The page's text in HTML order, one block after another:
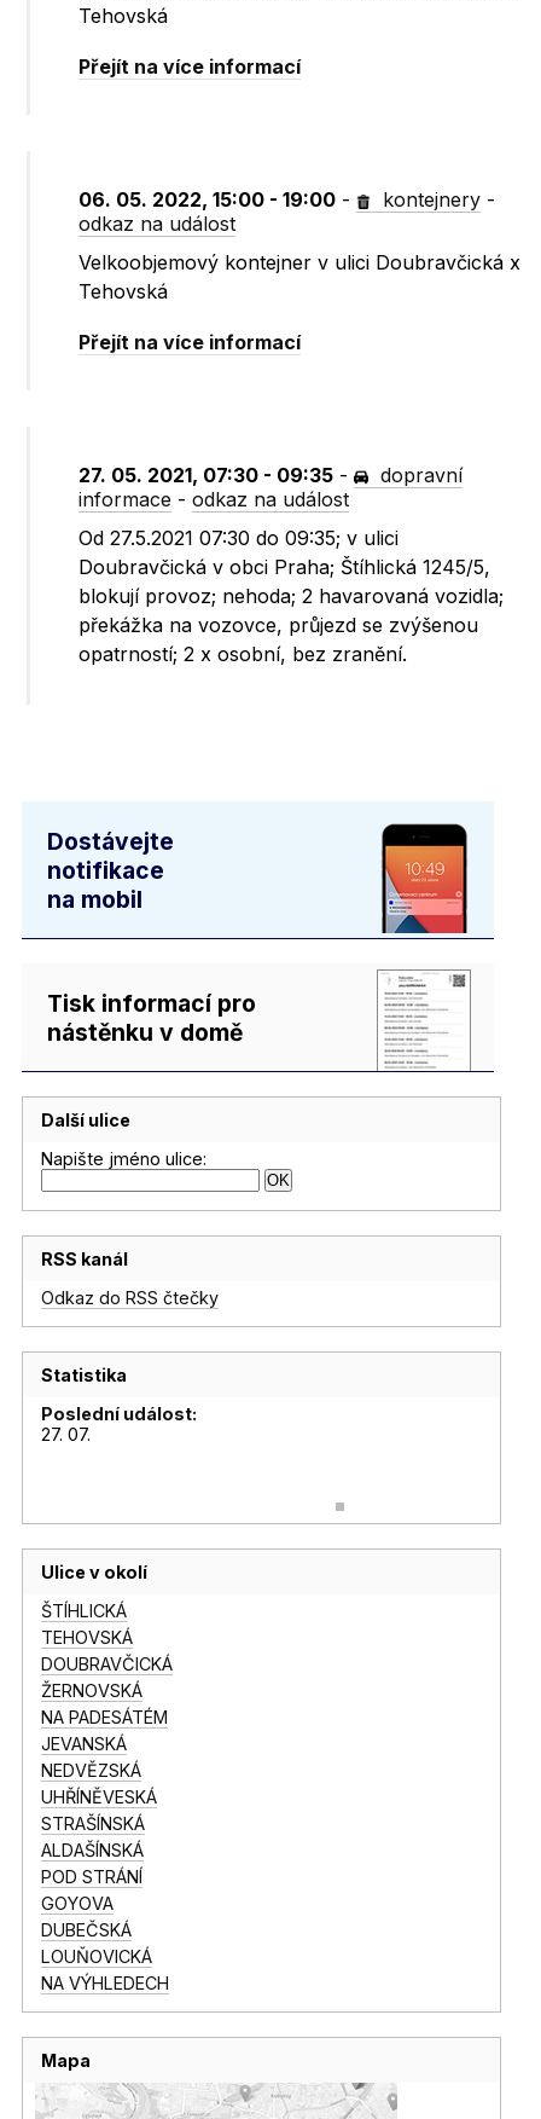
Tehovská
Přejít na více informací
06. 05. 2022, 15:00 - 19:00 - kontejnery -
odkaz na událost
Velkoobjemový kontejner v ulici Doubravčická x
Tehovská
Přejít na více informací
27. 05. 2021, 07:30 - 09:35 -
dopravní
informace -odkaz na událost
Od 27.5.2021 07:30 do 09:35; v ulici
Doubravčická v obci Praha; Štíhlická 1245/5,
blokují provoz; nehoda; 2 havarovaná vozidla;
překážka na vozovce, průjezd se zvýšenou
opatrností; 2 x osobní, bez zranění.
Dostávejte
notifikace
na mobil
Tisk informací pro
nástěnku v domě
Další ulice
Napište jméno ulice:
RSS kanál
Odkaz do RSS čtečky
Statistika
Poslední událost:
27. 07.
Ulice v okolí
ŠTÍHLICKÁ
TEHOVSKÁ
DOUBRAVČICKÁ
ŽERNOVSKÁ
NA PADESÁTÉM
JEVANSKÁ
NEDVĚZSKÁ
UHŘÍNĚVESKÁ
STRAŠÍNSKÁ
ALDAŠÍNSKÁ
POD STRÁNÍ
GOYOVA
DUBEČSKÁ
LOUŇOVICKÁ
NA VÝHLEDECH
Mapa